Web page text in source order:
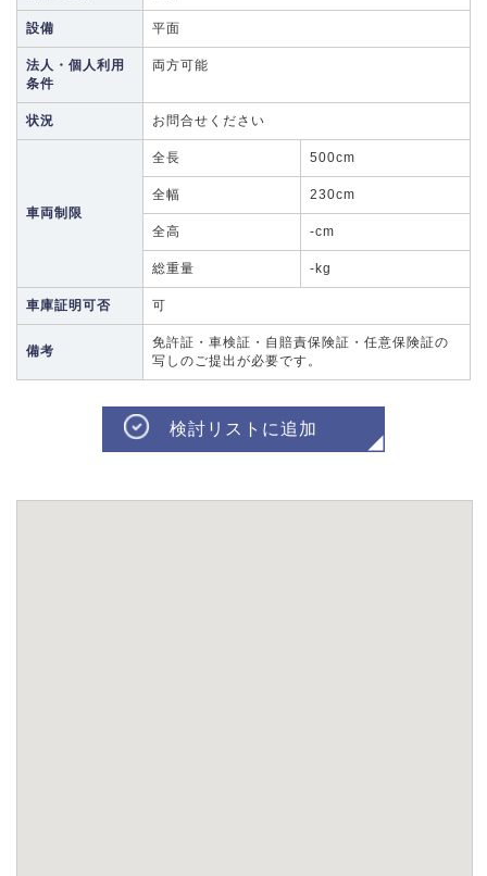
設備 平面
法人・個人利用
条件
両方可能
状況 お問合せください
車両制限
全長 500cm
全幅 230cm
全高 -cm
総重量 -kg
車庫証明可否 可
備考
免許証・車検証・自賠責保険証・任意保険証の
写しのご提出が必要です。
検討リストに追加